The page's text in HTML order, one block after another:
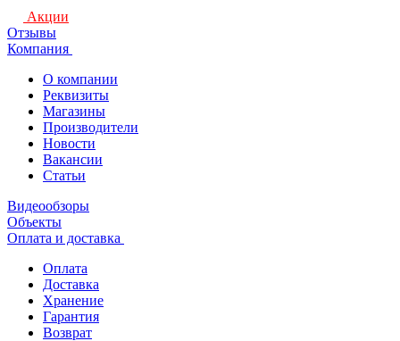
Акции
Отзывы
Компания
О компании
Реквизиты
Магазины
Производители
Новости
Вакансии
Статьи
Видеообзоры
Объекты
Оплата и доставка
Оплата
Доставка
Хранение
Гарантия
Возврат